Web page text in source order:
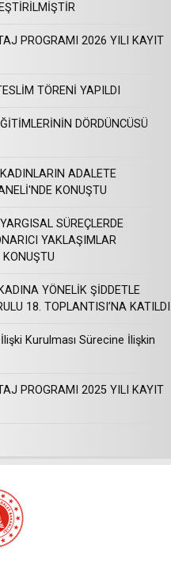
PROGRAMI 2026 YILI KAYIT
TÖRENİ YAPILDI
DÖRDÜNCÜSÜ
ADALETE
KONUŞTU
SÜREÇLERDE
YAKLAŞIMLAR
YÖNELİK ŞİDDETLE
18. TOPLANTISI’NA KATILDI
Kurulması Sürecine İlişkin
PROGRAMI 2025 YILI KAYIT